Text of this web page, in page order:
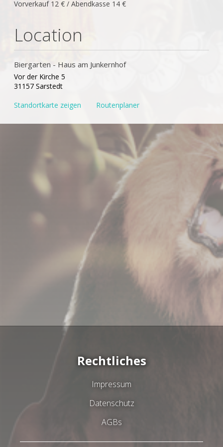
Vorverkauf 12 € / Abendkasse 14 €
Location
Biergarten - Haus am Junkernhof
Vor der Kirche 5
31157 Sarstedt
Standortkarte zeigen Routenplaner
Rechtliches
Impressum
Datenschutz
AGBs